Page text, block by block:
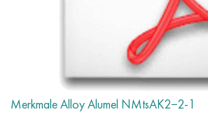
Merkmale Alloy Alumel NMtsAK2−2-1